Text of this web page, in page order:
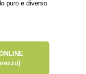
puro e diverso